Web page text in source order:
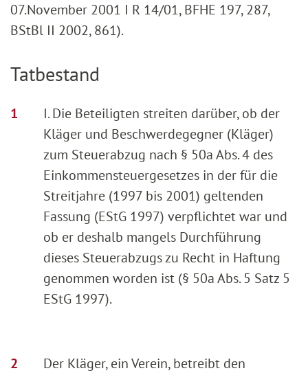
07.November 2001 I R 14/01, BFHE 197, 287,
BStBl II 2002, 861).
Tatbestand
I. Die Beteiligten streiten darüber, ob der
Kläger und Beschwerdegegner (Kläger)
zum Steuerabzug nach § 50a Abs. 4 des
Einkommensteuergesetzes in der für die
Streitjahre (1997 bis 2001) geltenden
Fassung (EStG 1997) verpflichtet war und
ob er deshalb mangels Durchführung
dieses Steuerabzugs zu Recht in Haftung
genommen worden ist (§ 50a Abs. 5 Satz 5
EStG 1997).
Der Kläger, ein Verein, betreibt den